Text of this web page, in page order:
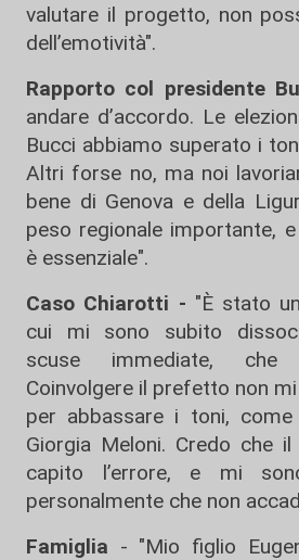
valutare il progetto, non
dell’emotività".
Rapporto col presidente
andare d’accordo. Le
Bucci abbiamo superato i
Altri forse no, ma noi
bene di Genova e della
peso regionale importante,
è essenziale".
Caso Chiarotti - "È stato
cui mi sono subito
scuse immediate, che
Coinvolgere il prefetto non
per abbassare i toni, come
Giorgia Meloni. Credo che
capito l’errore, e mi
personalmente che non
Famiglia - "Mio figlio